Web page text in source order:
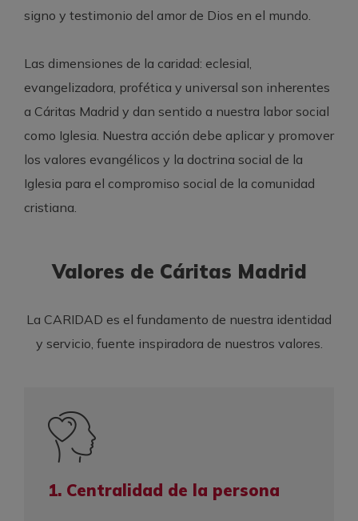
signo y testimonio del amor de Dios en el mundo.
Las dimensiones de la caridad: eclesial,
evangelizadora, profética y universal son inherentes
a Cáritas Madrid y dan sentido a nuestra labor social
como Iglesia. Nuestra acción debe aplicar y promover
los valores evangélicos y la doctrina social de la
Iglesia para el compromiso social de la comunidad
cristiana.
Valores de Cáritas Madrid
La CARIDAD es el fundamento de nuestra identidad
y servicio, fuente inspiradora de nuestros valores.
1. Centralidad de la persona